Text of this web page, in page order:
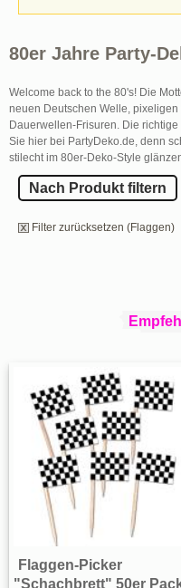
80er Jahre Party-
Welcome back to the 80's! Die
neuen Deutschen Welle,
Dauerwellen-Frisuren. Die
Sie hier bei PartyDeko.de, denn
stilecht im 80er-Deko-Style
Nach Produkt filtern
Filter zurücksetzen (Flaggen)
Flaggen-Picker
"Schachbrett" 50er